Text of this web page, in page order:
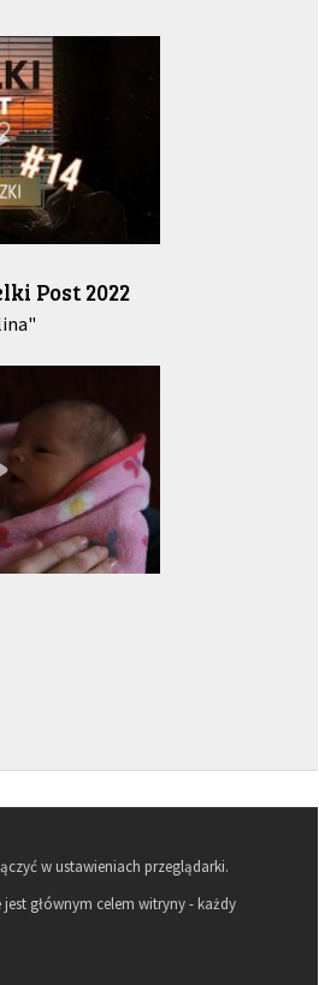
Post 2022
w ustawieniach przeglądarki.
głównym celem witryny - każdy